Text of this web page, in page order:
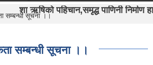
पहिचान,समृद्ध पाणिनी निर्माण हाम्रो
सम्बन्धी सूचना ।।
सम्बन्धी सूचना ।।